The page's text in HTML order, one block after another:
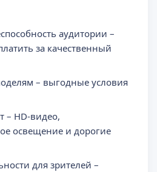
аудитории –
за качественный
– выгодные условия
– HD-видео,
освещение и дорогие
для зрителей –